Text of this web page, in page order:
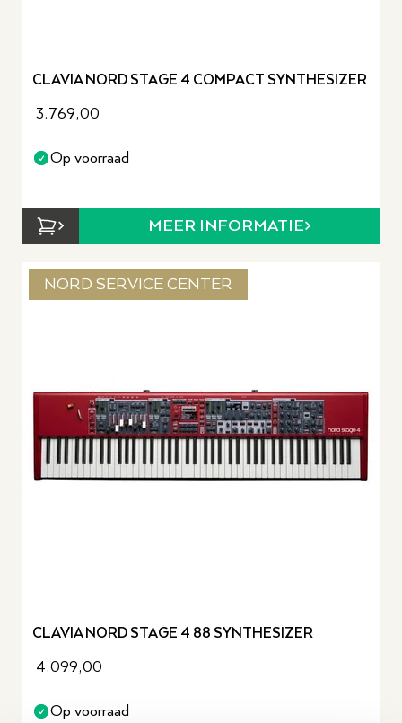
CLAVIA NORD STAGE 4 COMPACT SYNTHESIZER
3.769,00
Op voorraad
MEER INFORMATIE
NORD SERVICE CENTER
CLAVIA NORD STAGE 4 88 SYNTHESIZER
4.099,00
Op voorraad